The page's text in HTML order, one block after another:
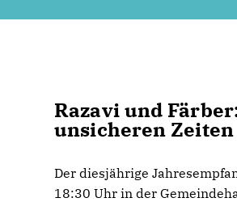
Razavi und
unsicheren Zeiten
Der diesjährige
18:30 Uhr in der